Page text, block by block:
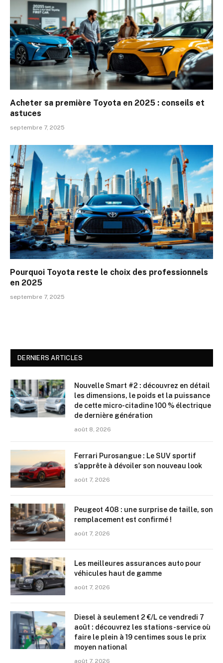
Acheter sa première Toyota en 2025 : conseils et
astuces
septembre 7, 2025
Pourquoi Toyota reste le choix des professionnels
en 2025
septembre 7, 2025
DERNIERS ARTICLES
Nouvelle Smart #2 : découvrez en détail
les dimensions, le poids et la puissance
de cette micro-citadine 100 % électrique
de dernière génération
août 8, 2026
Ferrari Purosangue : Le SUV sportif
s’apprête à dévoiler son nouveau look
août 7, 2026
Peugeot 408 : une surprise de taille, son
remplacement est confirmé !
août 7, 2026
Les meilleures assurances auto pour
véhicules haut de gamme
août 7, 2026
Diesel à seulement 2 €/L ce vendredi 7
août : découvrez les stations-service où
faire le plein à 19 centimes sous le prix
moyen national
août 7, 2026